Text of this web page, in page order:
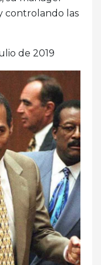
controlando las
de 2019